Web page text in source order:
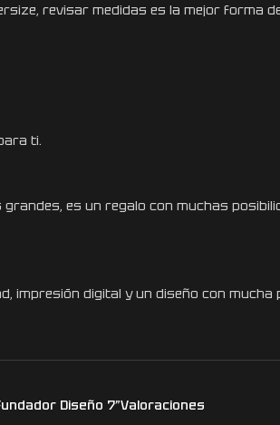
revisar medidas es la mejor forma
ti.
es un regalo con muchas
impresión digital y un diseño con
Valoraciones
Diseño 7”